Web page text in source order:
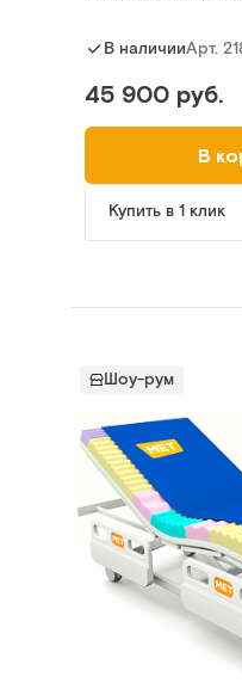
В наличииАрт.
45 900 руб.
В
Купить в 1 клик
Шоу-рум